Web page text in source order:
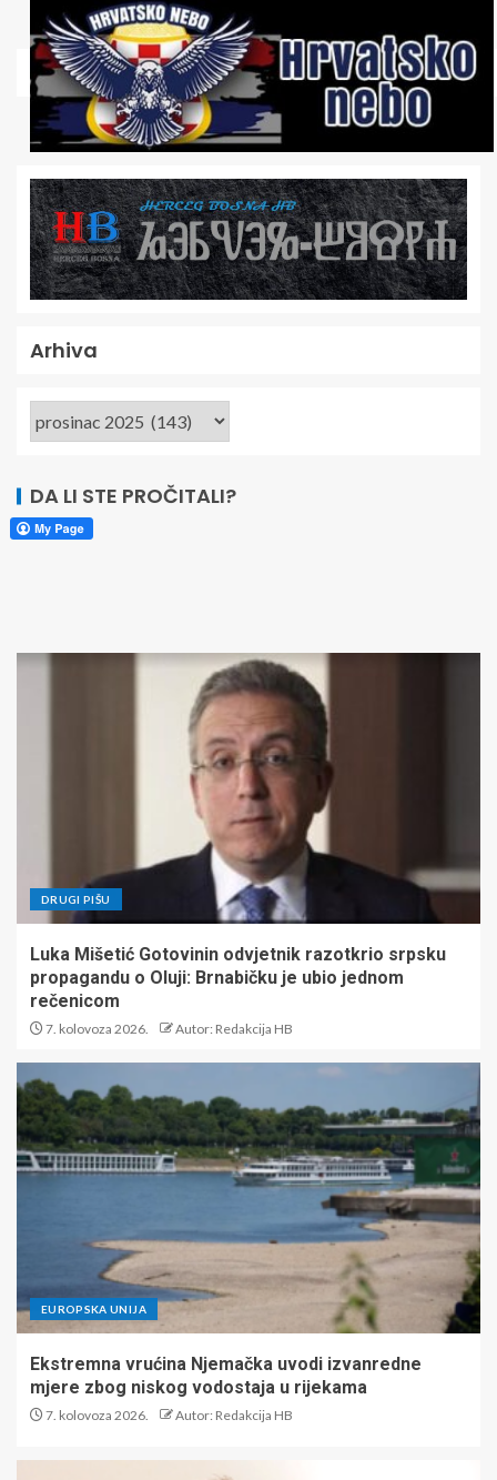
Arhiva
DA LI STE PROČITALI?
DRUGI PIŠU
Luka Mišetić Gotovinin odvjetnik razotkrio srpsku
propagandu o Oluji: Brnabičku je ubio jednom
rečenicom
7. kolovoza 2026. Autor: Redakcija HB
EUROPSKA UNIJA
Ekstremna vrućina Njemačka uvodi izvanredne
mjere zbog niskog vodostaja u rijekama
7. kolovoza 2026. Autor: Redakcija HB